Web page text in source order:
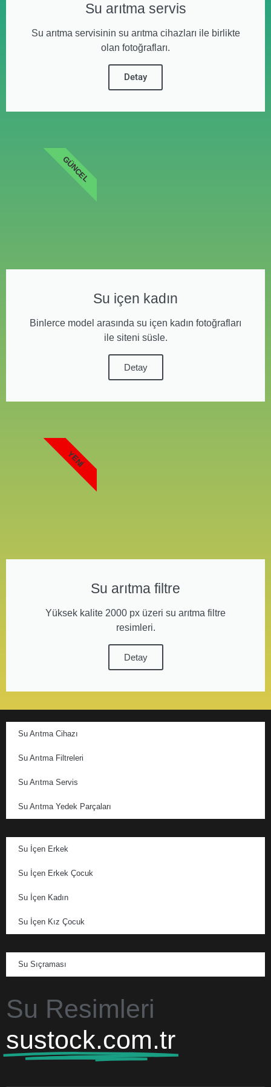
Su arıtma servis
Su arıtma servisinin su arıtma cihazları ile birlikte
olan fotoğrafları.
Detay
Su içen kadın
Binlerce model arasında su içen kadın fotoğrafları
ile siteni süsle.
Detay
GÜNCEL
Su arıtma filtre
Yüksek kalite 2000 px üzeri su arıtma filtre
resimleri.
Detay
YENI
Su Arıtma Cihazı
Su Arıtma Filtreleri
Su Arıtma Servis
Su Arıtma Yedek Parçaları
Su İçen Erkek
Su İçen Erkek Çocuk
Su İçen Kadın
Su İçen Kız Çocuk
Su Sıçraması
Su Resimleri
sustock.com.tr